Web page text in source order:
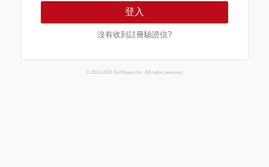
登入
沒有收到註冊驗證信?
© 2013-2026 TechNews Inc. All rights reserved.